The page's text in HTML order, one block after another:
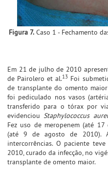
Figura 7. Caso 1 - Fechamento
Em 21 de julho de 2010
de Pairolero et al.13 Foi
de transplante do omento
foi pediculado nos vasos
transferido para o tórax por
evidenciou Staphylococcus
Fez uso de meropenem (até
(até 9 de agosto de 2010).
intercorrências. O paciente
2010, curado da infecção, no
transplante de omento maior.